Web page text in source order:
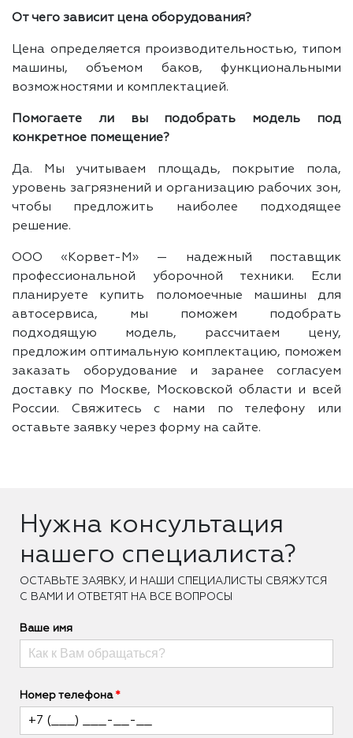
От чего зависит цена оборудования?
Цена определяется производительностью, типом
машины, объемом баков, функциональными
возможностями и комплектацией.
Помогаете ли вы подобрать модель под
конкретное помещение?
Да. Мы учитываем площадь, покрытие пола,
уровень загрязнений и организацию рабочих зон,
чтобы предложить наиболее подходящее
решение.
ООО «Корвет-М» — надежный поставщик
профессиональной уборочной техники. Если
планируете купить поломоечные машины для
автосервиса, мы поможем подобрать
подходящую модель, рассчитаем цену,
предложим оптимальную комплектацию, поможем
заказать оборудование и заранее согласуем
доставку по Москве, Московской области и всей
России. Свяжитесь с нами по телефону или
оставьте заявку через форму на сайте.
Нужна консультация
нашего специалиста?
ОCТАВЬТЕ ЗАЯВКУ, И НАШИ СПЕЦИАЛИСТЫ СВЯЖУТСЯ
С ВАМИ И ОТВЕТЯТ НА ВСЕ ВОПРОСЫ
Ваше имя
Номер телефона